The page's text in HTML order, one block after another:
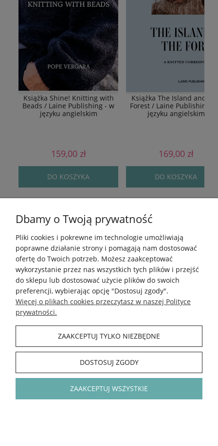
Książka Shine! Knitting with
Beads / Laine Publishing - w
języku angielskim
159,00 zł
DO KOSZYKA
Książka The Island and
Forest / Laine Publishing -
języku angielskim
169,00 zł
DO KOSZYKA
Popularne w tej kategorii
Dbamy o Twoją prywatność
Pliki cookies i pokrewne im technologie umożliwiają
poprawne działanie strony i pomagają nam dostosować
ofertę do Twoich potrzeb. Możesz zaakceptować
wykorzystanie przez nas wszystkich tych plików i przejść
do sklepu lub dostosować użycie plików do swoich
preferencji, wybierając opcję "Dostosuj zgody".
Więcej o plikach cookies przeczytasz w naszej Polityce
prywatności.
ZAAKCEPTUJ TYLKO NIEZBĘDNE
DOSTOSUJ ZGODY
ZAAKCEPTUJ WSZYSTKIE